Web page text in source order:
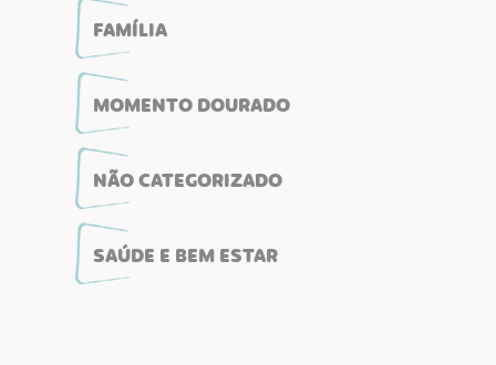
FAMÍLIA
MOMENTO DOURADO
NÃO CATEGORIZADO
SAÚDE E BEM ESTAR